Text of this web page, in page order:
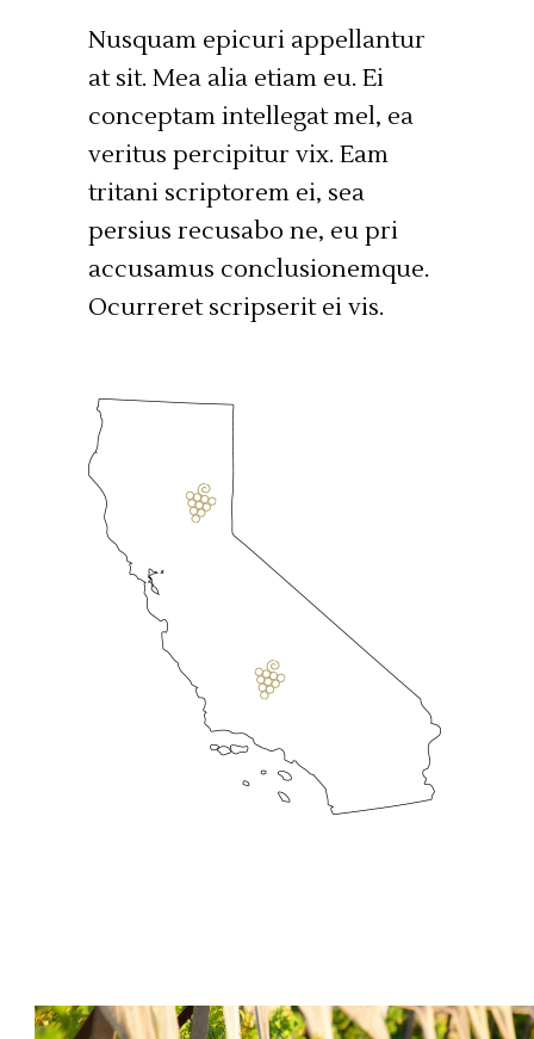
Nusquam epicuri appellantur
at sit. Mea alia etiam eu. Ei
conceptam intellegat mel, ea
veritus percipitur vix. Eam
tritani scriptorem ei, sea
persius recusabo ne, eu pri
accusamus conclusionemque.
Ocurreret scripserit ei vis.